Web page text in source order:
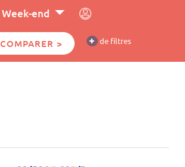
Week-end
COMPARER > + de filtres